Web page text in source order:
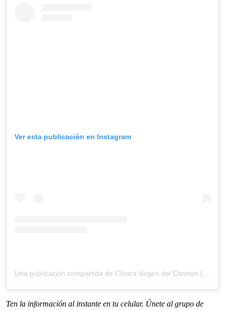
Ver esta publicación en Instagram
Ten la información al instante en tu celular. Únete al grupo de